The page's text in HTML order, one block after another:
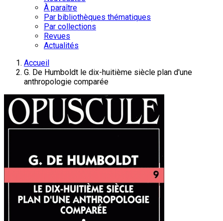
À paraître
Par bibliothèques thématiques
Par collections
Revues
Actualités
Accueil
G. De Humboldt le dix-huitième siècle plan d'une
anthropologie comparée